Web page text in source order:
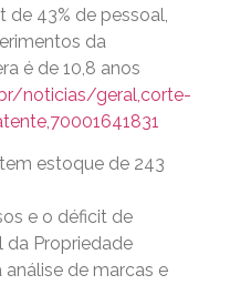
43% de pessoal,
da
é de 10,8 anos
noticias/geral,corte-
estoque de 243
e o déficit de
da Propriedade
de marcas e